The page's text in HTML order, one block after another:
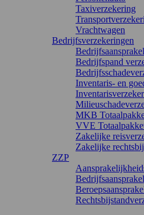
Taxiverzekering
Vrachtwagen
Bedrijfsverzekeringen
Bedrijfspand
Inventaris- en
MKB
VVE
Zakelijke
Zakelijke
ZZP